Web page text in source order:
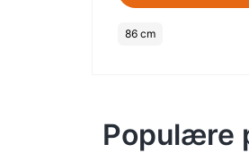
86 cm
Populære